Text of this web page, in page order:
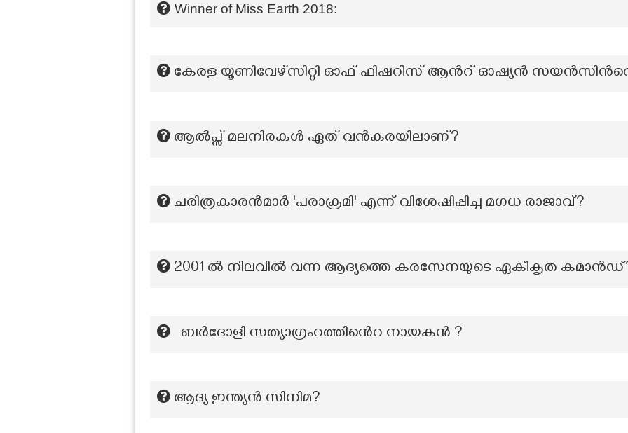
Winner of Miss Earth 2018:
കേരള യൂണിവേഴ്സിറ്റി ഓഫ് ഫിഷറീസ് ആന്‍റ് ഓഷ്യൻ
ആൽപ്സ് മലനിരകൾ ഏത് വൻകരയിലാണ്?
ചരിത്രകാരൻമാർ 'പരാക്രമി' എന്ന് വിശേഷിപ്പിച്ച മഗധ രാജാവ്?
2001 ൽ നിലവിൽ വന്ന ആദ്യത്തെ കരസേനയുടെ ഏകീകൃത
ബർദോളി സത്യാഗ്രഹത്തിൻെറ നായകൻ ?
ആദ്യ ഇന്ത്യൻ സിനിമ?